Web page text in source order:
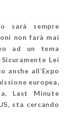
sarà sempre
non farà mai
ad un tema
Lei
anche all’Expo
europea,
Last Minute
sta cercando